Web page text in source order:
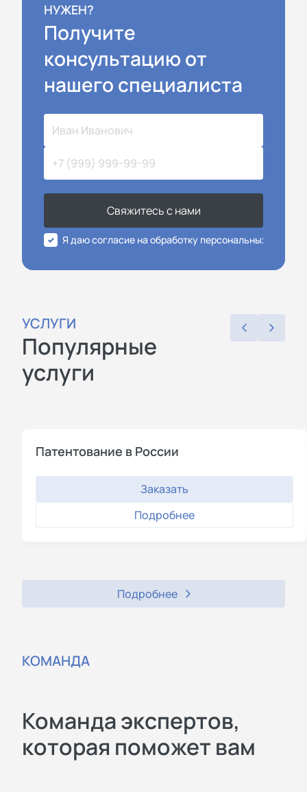
НУЖЕН?
Получите
консультацию от
нашего специалиста
Свяжитесь с нами
Я даю согласие на обработку персональных
УСЛУГИ
Популярные
услуги
Патентование в России
Заказать
Подробнее
Подробнее
КОМАНДА
Команда экспертов,
которая поможет вам